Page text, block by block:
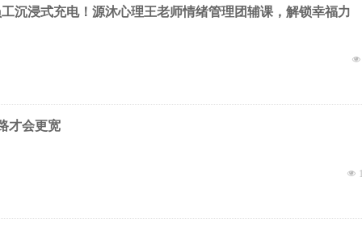
沉浸式充电！源沐心理王老师情绪管理团辅课，解锁幸福力
넶
才会更宽
넶